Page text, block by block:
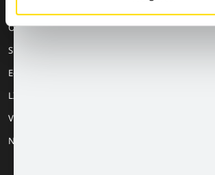
Onze merken
Special Applications
Eco Applications
LX Used Equipment
Verhuurpartners
New old stock
Werken bij Luyckx